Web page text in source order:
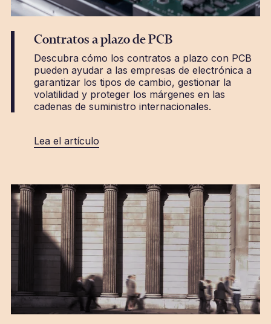
Contratos a plazo de PCB
Descubra cómo los contratos a plazo con PCB
pueden ayudar a las empresas de electrónica a
garantizar los tipos de cambio, gestionar la
volatilidad y proteger los márgenes en las
cadenas de suministro internacionales.
Lea el artículo